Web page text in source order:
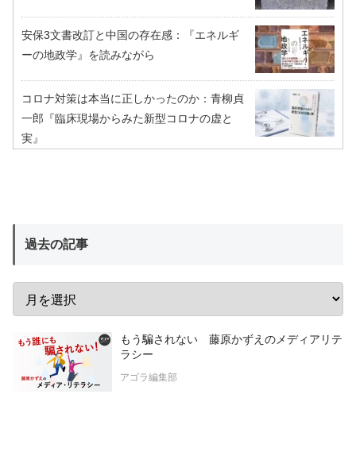
安保3文書改訂と中国の存在感：『エネルギ
ーの地政学』を読みながら
コロナ対策は本当に正しかったのか：青柳貞
一郎『臨床現場からみた新型コロナの虚と
実』
過去の記事
もう騙されない 藤原かずえのメディアリテ
ラシー
アゴラ編集部